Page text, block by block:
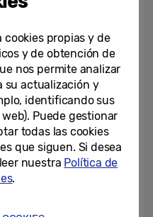
en la cubierta y
de funda,
en color negro,
y delgado, de tan
como un folio,
fuerte y duradero
protección de alto
trasera como de la
propias y de
y de obtención de
nos permite analizar
su actualización y
identificando sus
Puede gestionar
todas las cookies
que siguen. Si desea
nuestra Política de
.